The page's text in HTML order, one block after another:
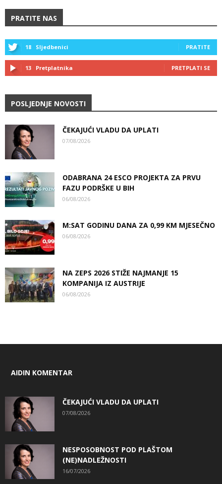
PRATITE NAS
18 Sljedbenici PRATITE
13 Pretplatnika PRETPLATI SE
POSLJEDNJE NOVOSTI
ČEKAJUĆI VLADU DA UPLATI
07/08/2026
ODABRANA 24 ESCO PROJEKTA ZA PRVU
FAZU PODRŠKE U BIH
06/08/2026
M:SAT GODINU DANA ZA 0,99 KM MJESEČNO
06/08/2026
NA ZEPS 2026 STIŽE NAJMANJE 15
KOMPANIJA IZ AUSTRIJE
06/08/2026
AIDIN KOMENTAR
ČEKAJUĆI VLADU DA UPLATI
07/08/2026
NESPOSOBNOST POD PLAŠTOM
(NE)NADLEŽNOSTI
16/07/2026